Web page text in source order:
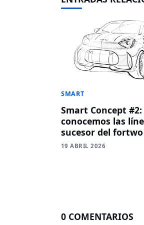
SMART
Smart Concept #2:
conocemos las
sucesor del fortwo
19 ABRIL 2026
0 COMENTARIOS